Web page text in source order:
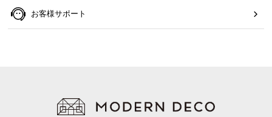
お客様サポート